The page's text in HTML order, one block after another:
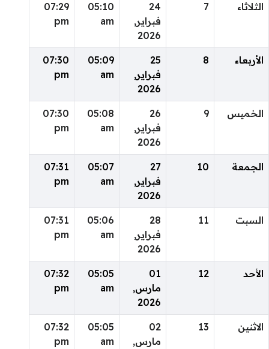
الثلاثاء 7
24
فبراير,
2026
05:10
am
07:29
pm
الأربعاء 8
25
فبراير,
2026
05:09
am
07:30
pm
الخميس 9
26
فبراير,
2026
05:08
am
07:30
pm
الجمعة 10
27
فبراير,
2026
05:07
am
07:31
pm
السبت 11
28
فبراير,
2026
05:06
am
07:31
pm
الأحد 12
01
مارس,
2026
05:05
am
07:32
pm
الاثنين 13
02
مارس,
05:05
am
07:32
pm